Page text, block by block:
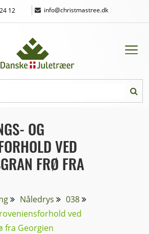
12 | info@christmastree.dk
OG
VED
FRØ FRA
Nåledrys
038
ved
fra Georgien